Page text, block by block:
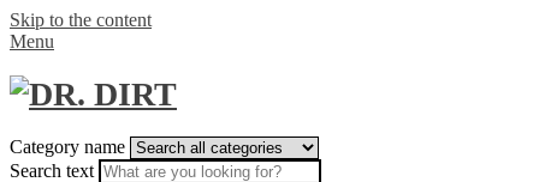
Skip to the content
Menu
Category name
Search text